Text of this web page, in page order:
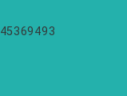
45369493